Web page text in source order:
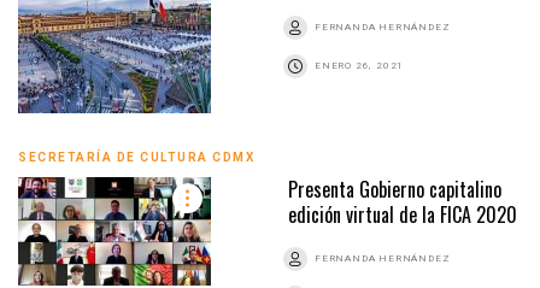
FERNANDA HERNÁNDEZ
ENERO 26, 2021
SECRETARÍA DE CULTURA CDMX
Presenta Gobierno capitalino
edición virtual de la FICA 2020
FERNANDA HERNÁNDEZ